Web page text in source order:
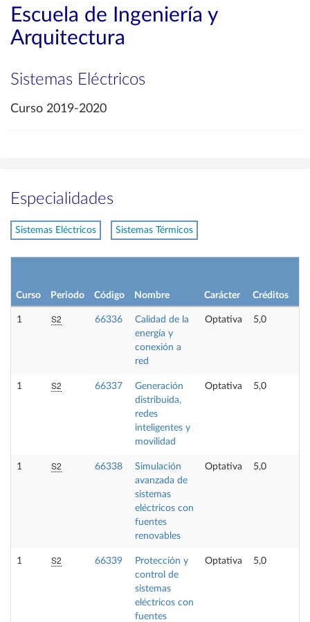
Escuela de Ingeniería y
Arquitectura
Sistemas Eléctricos
Curso 2019-2020
Especialidades
Sistemas Eléctricos Sistemas Térmicos
Curso Periodo Código Nombre Carácter Créditos
1 S2 66336
Calidad de la
energía y
conexión a
red
Optativa 5,0
1 S2 66337
Generación
distribuida,
redes
inteligentes y
movilidad
Optativa 5,0
1 S2 66338
Simulación
avanzada de
sistemas
eléctricos con
fuentes
renovables
Optativa 5,0
1 S2 66339
Protección y
control de
sistemas
eléctricos con
fuentes
Optativa 5,0